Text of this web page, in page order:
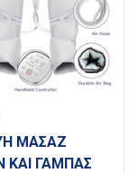
ΜΑΣΑΖ
ΚΑΙ ΓΑΜΠΑΣ